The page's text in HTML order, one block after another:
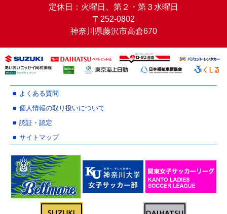
定休日：火曜日、第２・第３水曜日
〒252-0802
神奈川県藤沢市高倉670
よくある質問
個人情報の取り扱いについて
認証・認定
サイトマップ